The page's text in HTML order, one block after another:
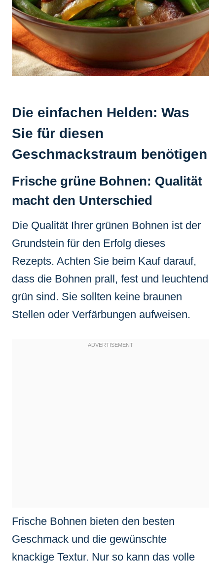
Die einfachen Helden: Was
Sie für diesen
Geschmackstraum benötigen
Frische grüne Bohnen: Qualität
macht den Unterschied
Die Qualität Ihrer grünen Bohnen ist der
Grundstein für den Erfolg dieses
Rezepts. Achten Sie beim Kauf darauf,
dass die Bohnen prall, fest und leuchtend
grün sind. Sie sollten keine braunen
Stellen oder Verfärbungen aufweisen.
Frische Bohnen bieten den besten
Geschmack und die gewünschte
knackige Textur. Nur so kann das volle